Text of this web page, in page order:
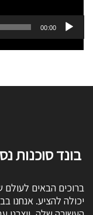
00:00
בונד סוכנות
ברוכים הבאים לעולם
יכולה להציע. אנחנו